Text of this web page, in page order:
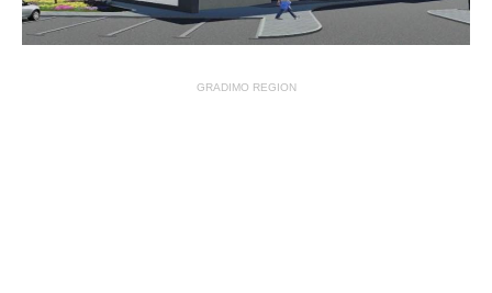
GRADIMO REGION